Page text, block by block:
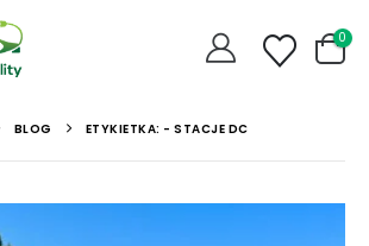
0
BLOG ETYKIETKA: - STACJE DC